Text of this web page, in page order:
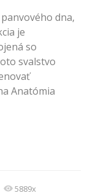
dna,
je
so
svalstvo
Anatómia
5889x